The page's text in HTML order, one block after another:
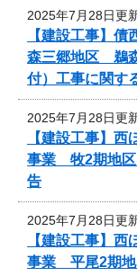
2025年7月28日更
【建設工事】
森三郷地区 鵜
付）工事に関す
2025年7月28日更
【建設工事】
事業 牧2期地区
告
2025年7月28日更
【建設工事】
事業 平尾2期地